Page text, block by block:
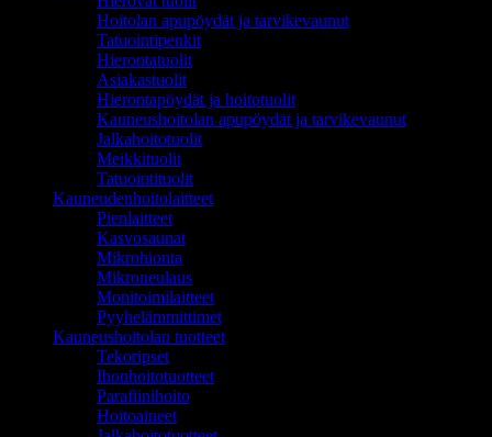
Hoitolan apupöydät ja tarvikevaunut
Tatuointipenkit
Hierontatuolit
Asiakastuolit
Hierontapöydät ja hoitotuolit
Kauneushoitolan apupöydät ja tarvikevaunut
Jalkahoitotuolit
Meikkituolit
Tatuointituolit
Kauneudenhoitolaitteet
Pienlaitteet
Kasvosaunat
Mikrohionta
Mikroneulaus
Monitoimilaitteet
Pyyhelämmittimet
Kauneushoitolan tuotteet
Tekoripset
Ihonhoitotuotteet
Parafiinihoito
Hoitoaineet